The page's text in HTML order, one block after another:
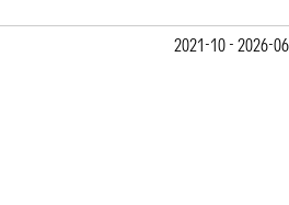
2021-10 - 2026-06